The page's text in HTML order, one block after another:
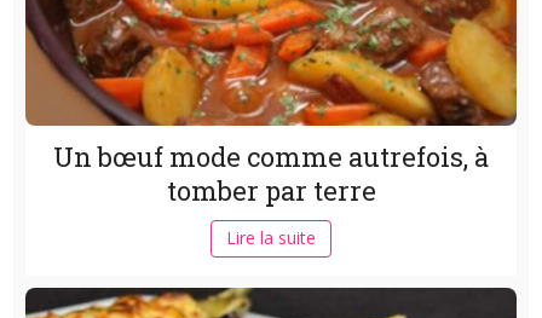
Un bœuf mode comme autrefois, à
tomber par terre
Lire la suite